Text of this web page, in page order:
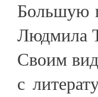
Большую
Людмила
Своим
с